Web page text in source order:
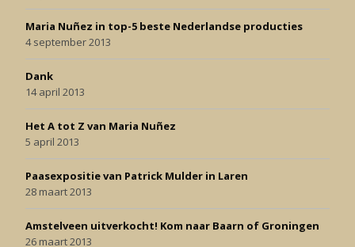
Maria Nuñez in top-5 beste Nederlandse producties
4 september 2013
Dank
14 april 2013
Het A tot Z van Maria Nuñez
5 april 2013
Paasexpositie van Patrick Mulder in Laren
28 maart 2013
Amstelveen uitverkocht! Kom naar Baarn of Groningen
26 maart 2013